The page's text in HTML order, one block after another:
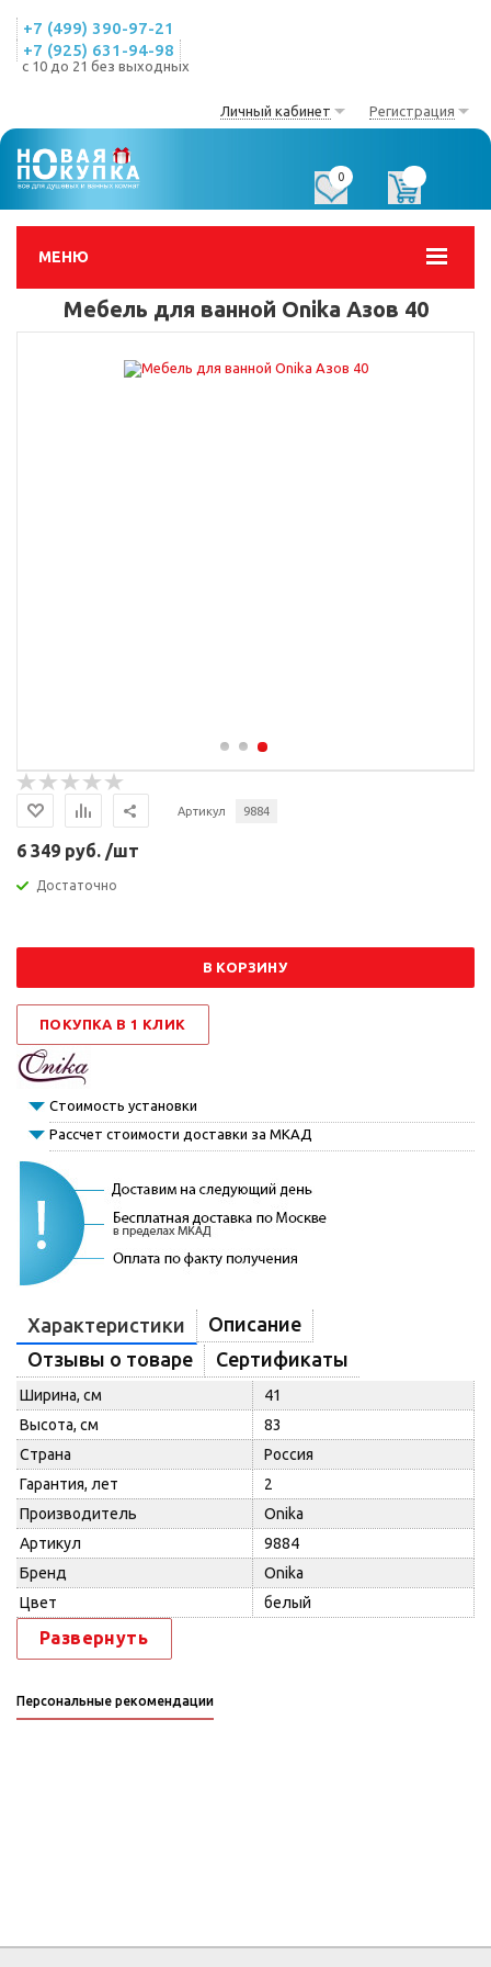
+7 (499) 390-97-21
+7 (925) 631-94-98
с 10 до 21 без выходных
Личный кабинет Регистрация
МЕНЮ
0
Мебель для ванной Onika Азов 40
Артикул 9884
6 349 руб. /шт
Достаточно
В КОРЗИНУ
ПОКУПКА В 1 КЛИК
Стоимость установки
Рассчет стоимости доставки за МКАД
Характеристики
Описание
Отзывы о товаре
Сертификаты
Ширина, см
41
Высота, см
83
Страна
Россия
Гарантия, лет
2
Производитель
Onika
Артикул
9884
Бренд
Onika
Цвет
белый
Развернуть
Персональные рекомендации